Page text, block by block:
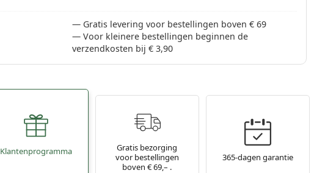
Gratis levering voor bestellingen boven € 69
Voor kleinere bestellingen beginnen de
verzendkosten bij € 3,90
Klantenprogramma
Gratis bezorging
voor bestellingen
boven € 69,– .
365-dagen garantie